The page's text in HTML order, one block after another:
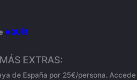
AQUÍ!!
EXTRAS:
de España por 25€/persona. Accede